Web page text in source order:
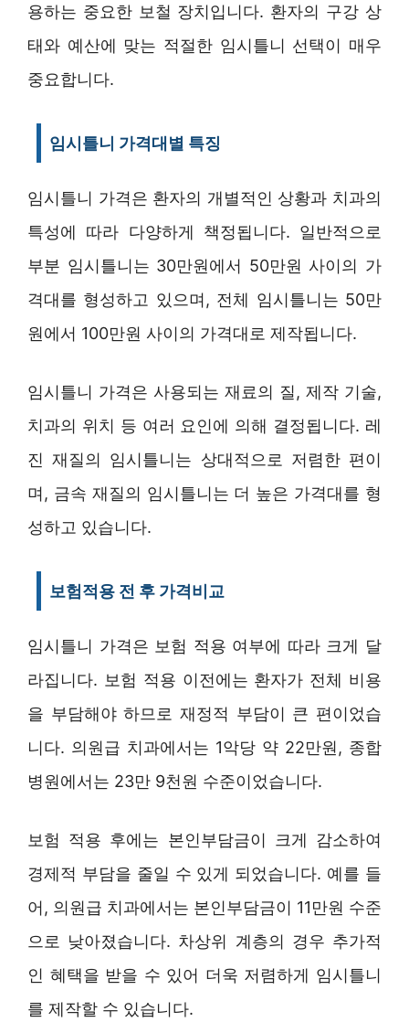
용하는 중요한 보철 장치입니다. 환자의 구강 상
태와 예산에 맞는 적절한 임시틀니 선택이 매우
중요합니다.
임시틀니 가격대별 특징
임시틀니 가격은 환자의 개별적인 상황과 치과의
특성에 따라 다양하게 책정됩니다. 일반적으로
부분 임시틀니는 30만원에서 50만원 사이의 가
격대를 형성하고 있으며, 전체 임시틀니는 50만
원에서 100만원 사이의 가격대로 제작됩니다.
임시틀니 가격은 사용되는 재료의 질, 제작 기술,
치과의 위치 등 여러 요인에 의해 결정됩니다. 레
진 재질의 임시틀니는 상대적으로 저렴한 편이
며, 금속 재질의 임시틀니는 더 높은 가격대를 형
성하고 있습니다.
보험적용 전 후 가격비교
임시틀니 가격은 보험 적용 여부에 따라 크게 달
라집니다. 보험 적용 이전에는 환자가 전체 비용
을 부담해야 하므로 재정적 부담이 큰 편이었습
니다. 의원급 치과에서는 1악당 약 22만원, 종합
병원에서는 23만 9천원 수준이었습니다.
보험 적용 후에는 본인부담금이 크게 감소하여
경제적 부담을 줄일 수 있게 되었습니다. 예를 들
어, 의원급 치과에서는 본인부담금이 11만원 수준
으로 낮아졌습니다. 차상위 계층의 경우 추가적
인 혜택을 받을 수 있어 더욱 저렴하게 임시틀니
를 제작할 수 있습니다.